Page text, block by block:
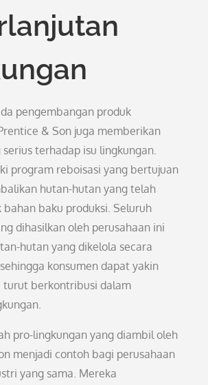
pengembangan produk
& Son juga memberikan
terhadap isu lingkungan.
program reboisasi yang bertujuan
hutan-hutan yang telah
baku produksi. Seluruh
dihasilkan oleh perusahaan ini
hutan yang dikelola secara
konsumen dapat yakin
turut berkontribusi dalam
pro-lingkungan yang diambil oleh
menjadi contoh bagi perusahaan
yang sama. Mereka